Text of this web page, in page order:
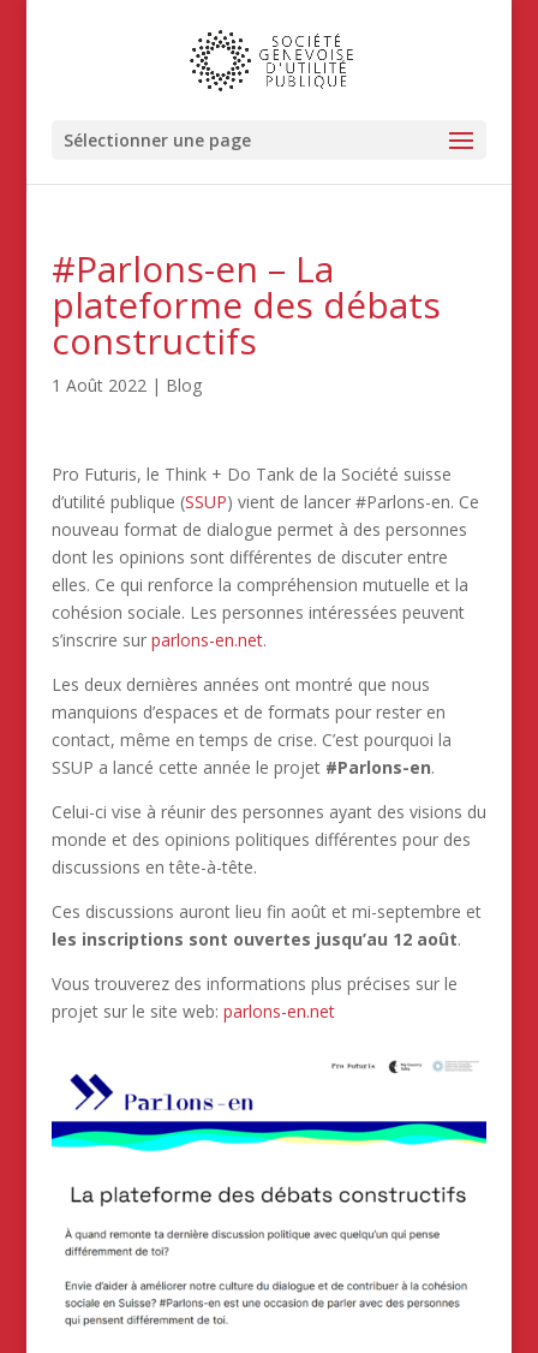
Sélectionner une page
#Parlons-en – La
plateforme des débats
constructifs
1 Août 2022| Blog
Pro Futuris, le Think + Do Tank de la Société suisse
d’utilité publique (SSUP) vient de lancer #Parlons-en. Ce
nouveau format de dialogue permet à des personnes
dont les opinions sont différentes de discuter entre
elles. Ce qui renforce la compréhension mutuelle et la
cohésion sociale. Les personnes intéressées peuvent
s’inscrire sur parlons-en.net.
Les deux dernières années ont montré que nous
manquions d’espaces et de formats pour rester en
contact, même en temps de crise. C’est pourquoi la
SSUP a lancé cette année le projet #Parlons-en.
Celui-ci vise à réunir des personnes ayant des visions du
monde et des opinions politiques différentes pour des
discussions en tête-à-tête.
Ces discussions auront lieu fin août et mi-septembre et
les inscriptions sont ouvertes jusqu’au 12 août.
Vous trouverez des informations plus précises sur le
projet sur le site web: parlons-en.net